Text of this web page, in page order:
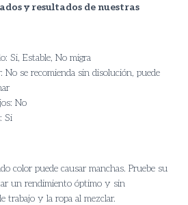
y resultados de nuestras
Si, Estable, No migra
No se recomienda sin disolución, puede
No
Si
color puede causar manchas. Pruebe su
un rendimiento óptimo y sin
trabajo y la ropa al mezclar.